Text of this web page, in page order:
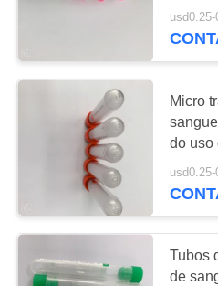
DO
PRIVACY
POLICY
Tubo de
vírus
Tubo liso
coleção
Micro
do uso
sangue
Tubos
de